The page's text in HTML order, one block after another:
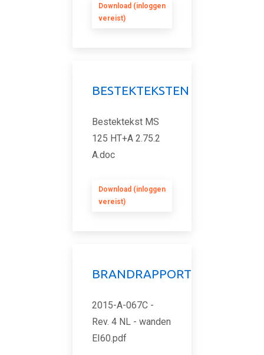
Download (inloggen
vereist)
BESTEKTEKSTEN
Bestektekst MS
125 HT+A 2.75.2
A.doc
Download (inloggen
vereist)
BRANDRAPPORT
2015-A-067C -
Rev. 4 NL - wanden
EI60.pdf